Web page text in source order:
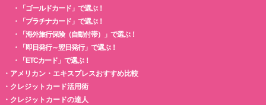
・
「ゴールドカード」で選ぶ！
・
「プラチナカード」で選ぶ！
・
「海外旅行保険（自動付帯）」で選ぶ！
・
「即日発行～翌日発行」で選ぶ！
・
「ETCカード」で選ぶ！
・ アメリカン・エキスプレスおすすめ比較
・ クレジットカード活用術
・ クレジットカードの達人